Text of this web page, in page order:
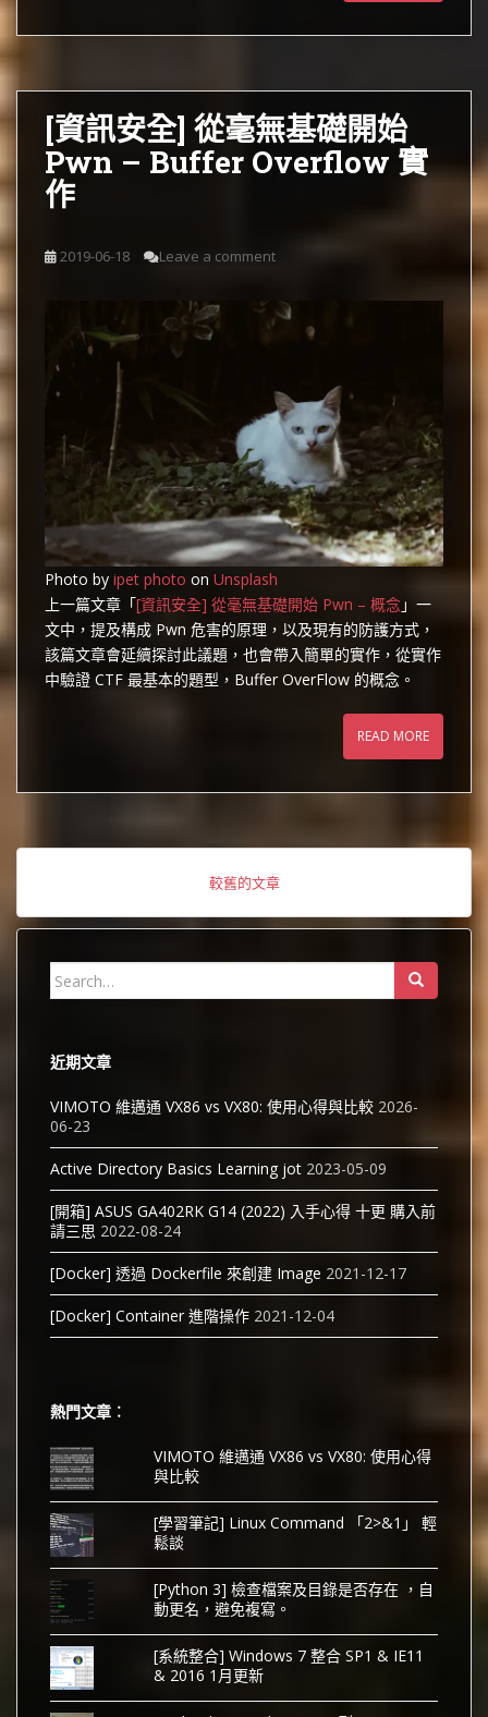
[資訊安全] 從毫無基礎開始
Pwn – Buffer Overflow 實
作
2019-06-18 Leave a comment
Photo by ipet photo on Unsplash
上一篇文章「[資訊安全] 從毫無基礎開始 Pwn – 概念」一
文中，提及構成 Pwn 危害的原理，以及現有的防護方式，
該篇文章會延續探討此議題，也會帶入簡單的實作，從實作
中驗證 CTF 最基本的題型，Buffer OverFlow 的概念。
READ MORE
較舊的文章
Search
for:
近期文章
VIMOTO 維邁通 VX86 vs VX80: 使用心得與比較 2026-
06-23
Active Directory Basics Learning jot 2023-05-09
[開箱] ASUS GA402RK G14 (2022) 入手心得 十更 購入前
請三思 2022-08-24
[Docker] 透過 Dockerfile 來創建 Image 2021-12-17
[Docker] Container 進階操作 2021-12-04
熱門文章︰
VIMOTO 維邁通 VX86 vs VX80: 使用心得
與比較
[學習筆記] Linux Command 「2>&1」 輕
鬆談
[Python 3] 檢查檔案及目錄是否存在 ，自
動更名，避免複寫。
[系統整合] Windows 7 整合 SP1 & IE11
& 2016 1月更新